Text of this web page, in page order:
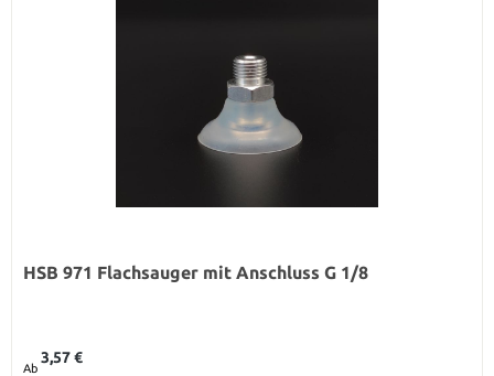
HSB 971 Flachsauger mit Anschluss G 1/8
Ab
3,57 €